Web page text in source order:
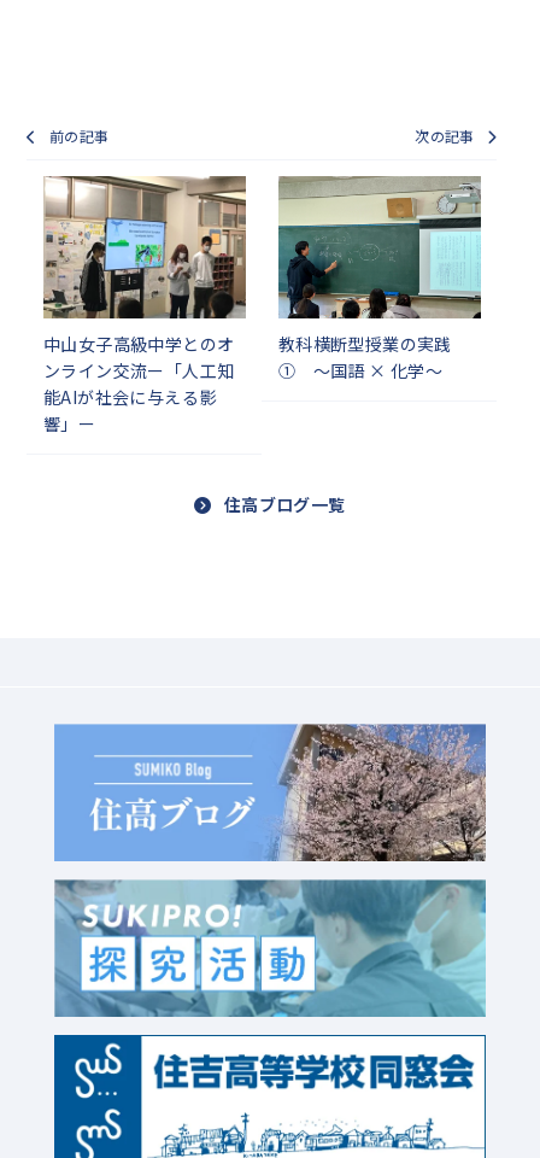
前の記事
中山女子高級中学とのオ
ンライン交流ー「人工知
能AIが社会に与える影
響」ー
次の記事
教科横断型授業の実践
① ～国語 × 化学～
住高ブログ一覧